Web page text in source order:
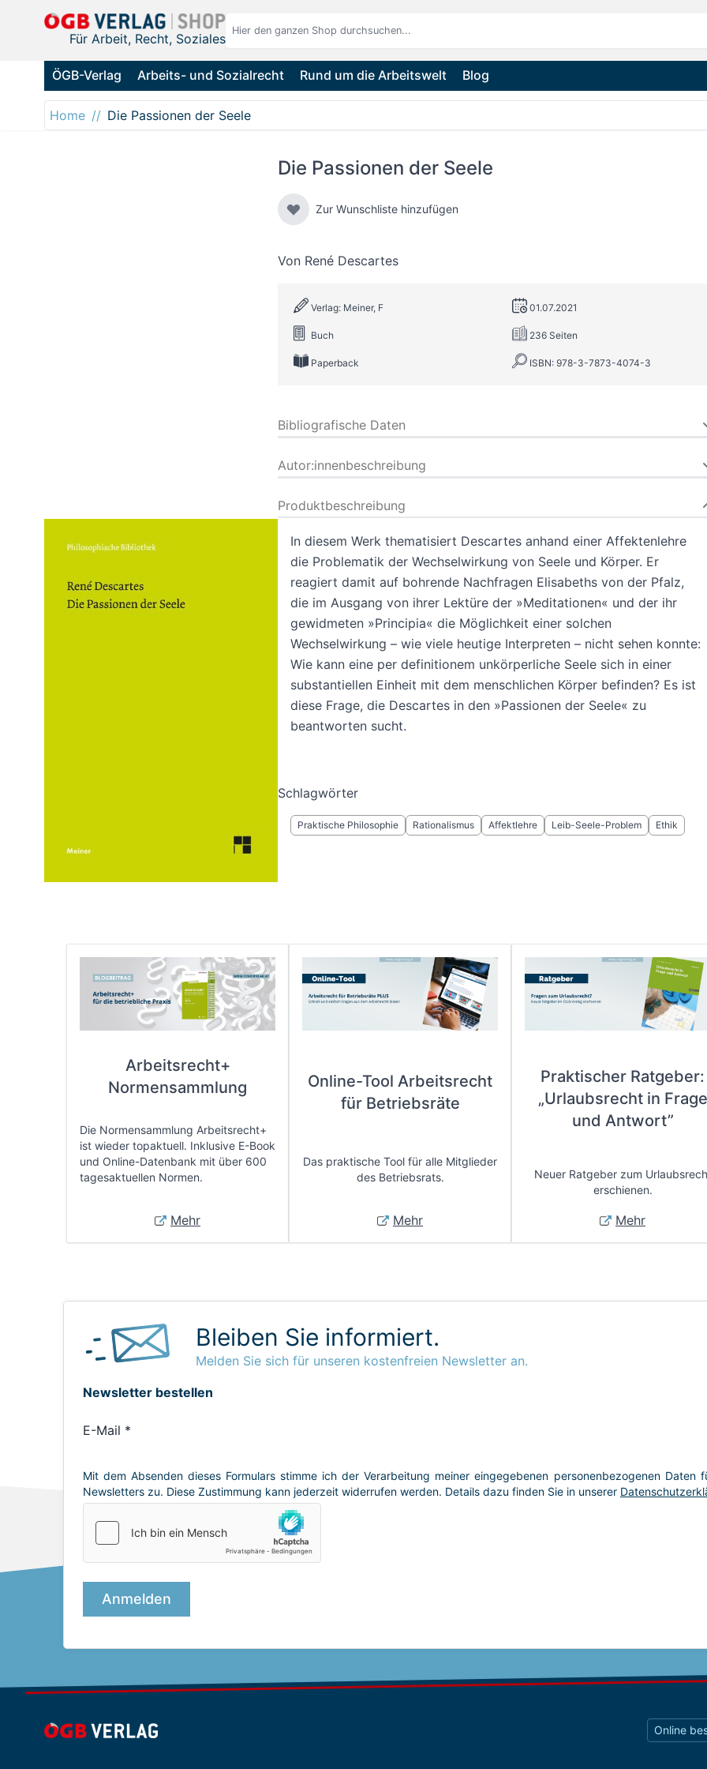
Direkt zum Inhalt
Für Arbeit, Recht, Soziales
ÖGB-Verlag Arbeits- und Sozialrecht Rund um die Arbeitswelt Blog
Home Die Passionen der Seele
Die Passionen der Seele
Zur Wunschliste hinzufügen
Von René Descartes
Verlag: Meiner, F 01.07.2021
Buch 236 Seiten
Paperback ISBN: 978-3-7873-4074-3
Bibliografische Daten
Autor:innenbeschreibung
Produktbeschreibung
In diesem Werk thematisiert Descartes anhand einer Affektenlehre
die Problematik der Wechselwirkung von Seele und Körper. Er
reagiert damit auf bohrende Nachfragen Elisabeths von der Pfalz,
die im Ausgang von ihrer Lektüre der »Meditationen« und der ihr
gewidmeten »Principia« die Möglichkeit einer solchen
Wechselwirkung – wie viele heutige Interpreten – nicht sehen konnte:
Wie kann eine per definitionem unkörperliche Seele sich in einer
substantiellen Einheit mit dem menschlichen Körper befinden? Es ist
diese Frage, die Descartes in den »Passionen der Seele« zu
beantworten sucht.
Schlagwörter
Praktische Philosophie Rationalismus Affektlehre Leib-Seele-Problem Ethik
Arbeitsrecht+
Normensammlung
Die Normensammlung Arbeitsrecht+
ist wieder topaktuell. Inklusive E-Book
und Online-Datenbank mit über 600
tagesaktuellen Normen.
Mehr
Online-Tool Arbeitsrecht
für Betriebsräte
Das praktische Tool für alle Mitglieder
des Betriebsrats.
Mehr
Praktischer Ratgeber:
„Urlaubsrecht in Frage
und Antwort”
Neuer Ratgeber zum
erschienen.
Mehr
Bleiben Sie informiert.
Melden Sie sich für unseren kostenfreien Newsletter an.
Online